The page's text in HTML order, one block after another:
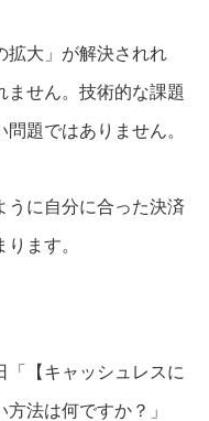
拡大」が解決されれ
ません。技術的な課題
題ではありません。
うに自分に合った決済
ます。
「【キャッシュレスに
法は何ですか？」